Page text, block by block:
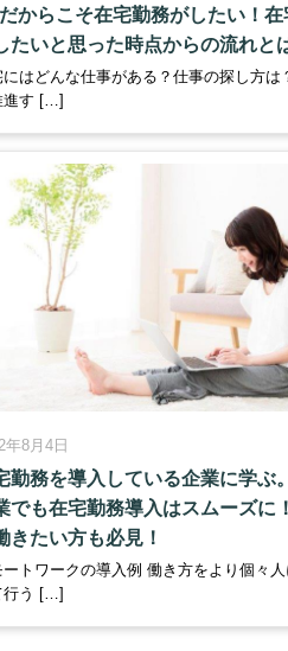
からこそ在宅勤務がしたい！在
たいと思った時点からの流れと
にはどんな仕事がある？仕事の探し方は
進す […]
年8月4日
勤務を導入している企業に学ぶ
でも在宅勤務導入はスムーズに
きたい方も必見！
ートワークの導入例 働き方をより個々
行う […]